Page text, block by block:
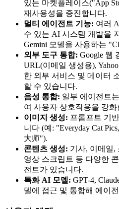
있는 마켓플레이스("App
재사용성을 증진합니다.
멀티 에이전트 기능: 여러
수 있는 AI 시스템 개발을
Gemini 모델을 사용하는
외부 도구 통합: Google 웹
URL(이메일 생성용),
한 외부 서비스 및 데이터
할 수 있습니다.
음성 통합: 일부 에이전트
여 사용자 상호작용을 강화
이미지 생성: 프롬프트 기
니다 (예: "Everyday Cat
大师").
콘텐츠 생성: 기사, 이메일,
영상 스크립트 등 다양한
전트가 있습니다.
특화 AI 모델: GPT-4,
델에 접근 및 통합해 에이